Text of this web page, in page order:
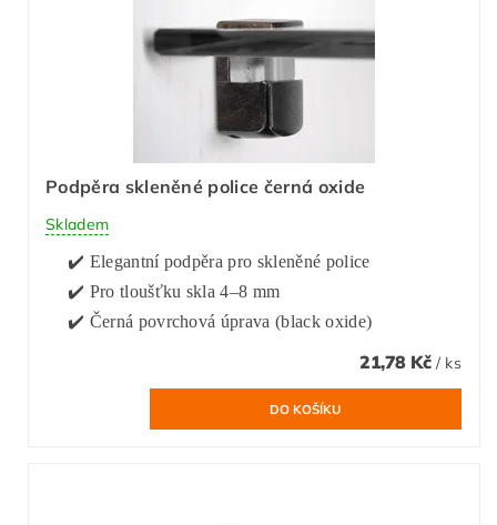
Podpěra skleněné police černá oxide
Skladem
✔️ Elegantní podpěra pro skleněné police
✔️ Pro tloušťku skla 4–8 mm
✔️ Černá povrchová úprava (black oxide)
21,78 Kč / ks